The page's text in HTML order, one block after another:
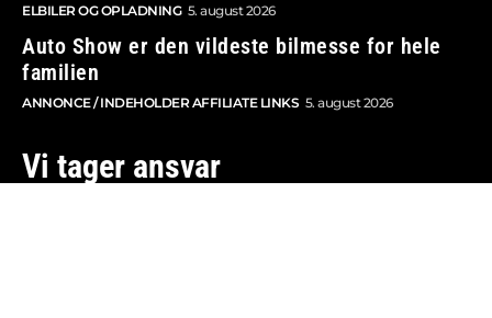
ELBILER OG OPLADNING 5. august 2026
Auto Show er den vildeste bilmesse for hele
familien
ANNONCE / INDEHOLDER AFFILIATE LINKS 5. august 2026
Vi tager ansvar